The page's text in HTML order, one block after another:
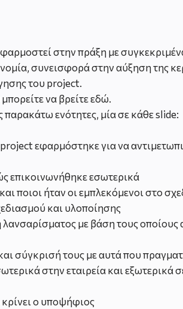
στην πράξη με
συνεισφορά στην αύξηση
του project.
να βρείτε εδώ.
ενότητες, μία σε κάθε slide:
εφαρμόστηκε για να
επικοινωνήθηκε εσωτερικά
ποιοι ήταν οι εμπλεκόμενοι στο
και υλοποίησης
με βάση τους
σύγκρισή τους με αυτά που
στην εταιρεία και εξωτερικά
ο υποψήφιος